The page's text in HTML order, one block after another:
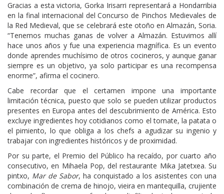
Gracias a esta victoria, Gorka Irisarri representará a Hondarribia
en la final internacional del Concurso de Pinchos Medievales de
la Red Medieval, que se celebrará este otoño en Almazán, Soria.
“Tenemos muchas ganas de volver a Almazán. Estuvimos allí
hace unos años y fue una experiencia magnífica. Es un evento
donde aprendes muchísimo de otros cocineros, y aunque ganar
siempre es un objetivo, ya solo participar es una recompensa
enorme”, afirma el cocinero.
Cabe recordar que el certamen impone una importante
limitación técnica, puesto que solo se pueden utilizar productos
presentes en Europa antes del descubrimiento de América. Esto
excluye ingredientes hoy cotidianos como el tomate, la patata o
el pimiento, lo que obliga a los chefs a agudizar su ingenio y
trabajar con ingredientes históricos y de proximidad.
Por su parte, el Premio del Público ha recaído, por cuarto año
consecutivo, en Mihaela Pop, del restaurante Mika Jatetxea. Su
pintxo, Mar de Sabor, ha conquistado a los asistentes con una
combinación de crema de hinojo, vieira en mantequilla, crujiente